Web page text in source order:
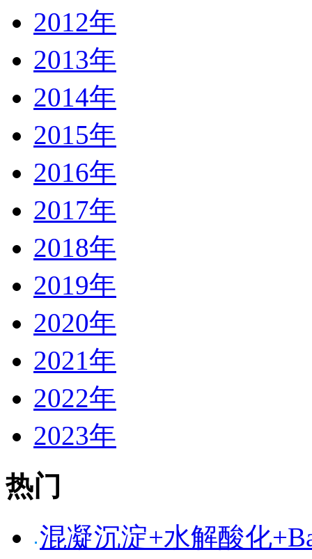
2012年
2013年
2014年
2015年
2016年
2017年
2018年
2019年
2020年
2021年
2022年
2023年
热门
混凝沉淀+水解酸化